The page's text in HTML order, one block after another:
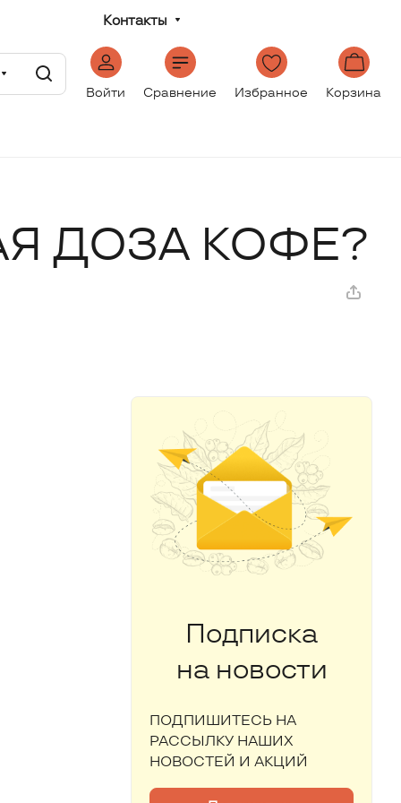
Контакты
Войти
Сравнение Избранное Корзина
ДОЗА КОФЕ?
Подписка
на новости
ПОДПИШИТЕСЬ НА
РАССЫЛКУ НАШИХ
НОВОСТЕЙ И АКЦИЙ